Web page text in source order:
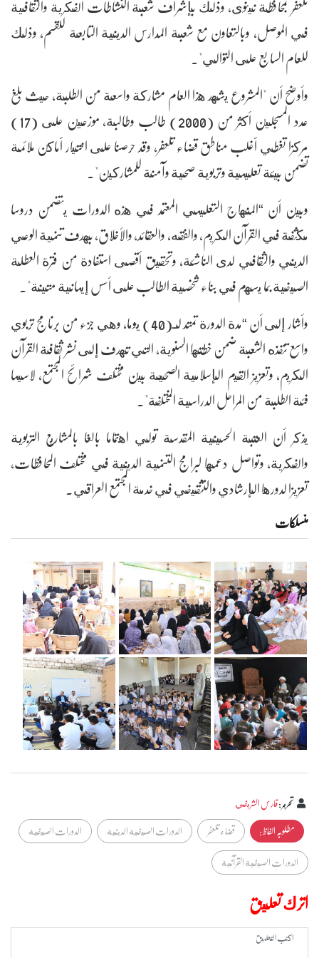
في الموصل، وبالتعاون مع شعبة المدارس الدينية التابعة للقسم، وذلك
للعام السابع على التوالي".
وأوضح أن "المشروع يشهد هذا العام مشاركة واسعة من الطلبة، حيث بلغ
عدد المسجلين أكثر من (2000) طالب وطالبة، موزعين على (17)
مركزا تغطي أغلب مناطق قضاء تلعفر، وقد حرصنا على اختيار أماكن ملائمة
تضمن بيئة تعليمية وتربوية صحية وآمنة للمشاركين".
وبين أن “المنهاج التعليمي المعتمد في هذه الدورات يتضمن دروسا
مكثفة في القرآن الكريم، والفقه، والعقائد، والأخلاق، بهدف تنمية الوعي
الديني والثقافي لدى الناشئة، وتحقيق أقصى استفادة من فترة العطلة
الصيفية بما يسهم في بناء شخصية الطالب على أسس إيمانية متينة".
وأشار إلى أن “مدة الدورة تمتد لـ(40) يوما، وهي جزء من برنامج تربوي
واسع تنفذه الشعبة ضمن خطتها السنوية، التي تهدف إلى نشر ثقافة القرآن
الكريم، وتعزيز القيم الإسلامية الصحيحة بين مختلف شرائح المجتمع، لاسيما
فئة الطلبة من المراحل الدراسية المختلفة".
يذكر أن العتبة الحسينية المقدسة تولي اهتماما بالغا بالمشاريع التربوية
والفكرية، وتواصل دعمها لبرامج التنمية الدينية في مختلف المحافظات،
تعزيزا لدورها الإرشادي والتثقيفي في خدمة المجتمع العراقي.
منسلکات
تحرير:فارس الشريفي
مطلوبہ الفاظ :
قضاء تلعفر الدورات الصيفية الدينية
الدورات الصيفية
الدورات الصيفية القرآنية
اترك تعليق